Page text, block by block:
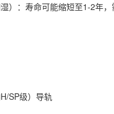
：寿命可能缩短至1-2年，
SP级）导轨‌